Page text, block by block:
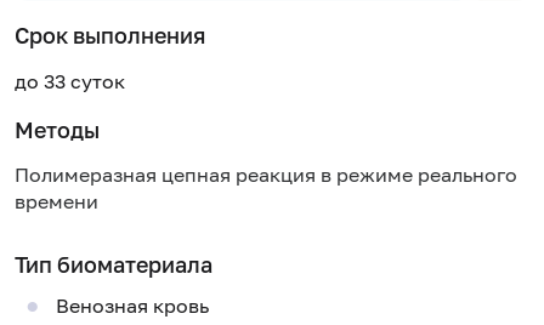
Срок выполнения
до 33 суток
Методы
Полимеразная цепная реакция в режиме реального
времени
Тип биоматериала
Венозная кровь